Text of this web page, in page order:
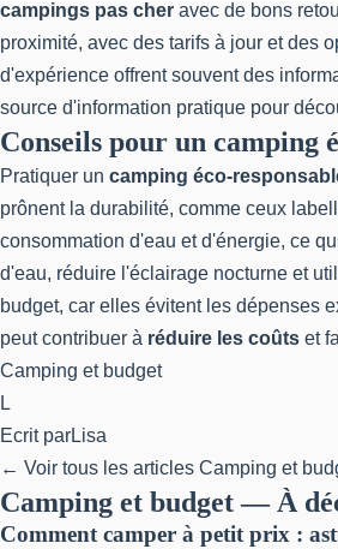
campings pas cher avec de bons
proximité, avec des tarifs à jour et des
d'expérience offrent souvent des
source d'information pratique pour
Conseils pour un camping
Pratiquer un camping éco-
prônent la durabilité, comme ceux
consommation d'eau et d'énergie, ce
d'eau, réduire l'éclairage nocturne et
budget, car elles évitent les dépenses
peut contribuer à réduire les coûts et
Camping et budget
L
Ecrit parLisa
← Voir tous les articles Camping et
Camping et budget — À
Comment camper à petit prix :